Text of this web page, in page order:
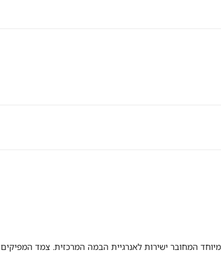
המחובר ישירות לאנרגיית הבמה המרכזית. צמד המפיקים